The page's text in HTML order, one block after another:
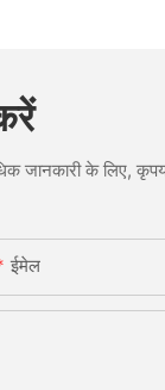
जानकारी के लिए,
ईमेल